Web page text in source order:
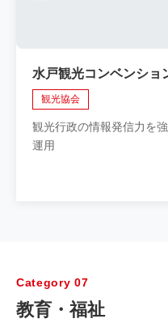
水戸観光コンベンショ
観光協会
観光行政の情報発信力を
運用
Category 07
教育・福祉